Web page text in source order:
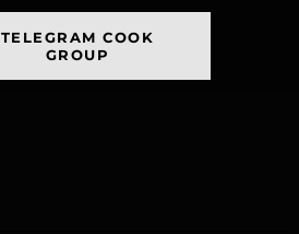
TELEGRAM COOK
GROUP